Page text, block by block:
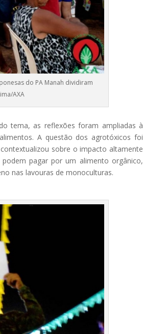
do PA Manah dividiram
AXA
tema, as reflexões foram ampliadas à
A questão dos agrotóxicos foi
sobre o impacto altamente
pagar por um alimento orgânico,
nas lavouras de monoculturas.